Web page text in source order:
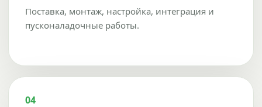
Поставка, монтаж, настройка, интеграция и
пусконаладочные работы.
04